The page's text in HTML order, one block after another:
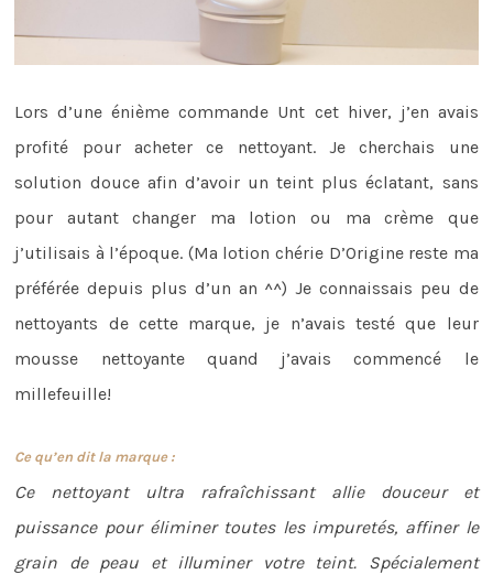
Lors d’une énième commande Unt cet hiver, j’en avais
profité pour acheter ce nettoyant. Je cherchais une
solution douce afin d’avoir un teint plus éclatant, sans
pour autant changer ma lotion ou ma crème que
j’utilisais à l’époque. (Ma lotion chérie D’Origine reste ma
préférée depuis plus d’un an ^^) Je connaissais peu de
nettoyants de cette marque, je n’avais testé que leur
mousse nettoyante quand j’avais commencé le
millefeuille!
Ce qu’en dit la marque :
Ce nettoyant ultra rafraîchissant allie douceur et
puissance pour éliminer toutes les impuretés, affiner le
grain de peau et illuminer votre teint. Spécialement